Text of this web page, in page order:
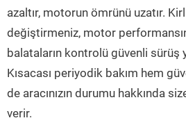
azaltır, motorun ömrünü uzatır.
değiştirmeniz, motor
balataların kontrolü güvenli sürüş
Kısacası periyodik bakım hem
de aracınızın durumu hakkında
verir.